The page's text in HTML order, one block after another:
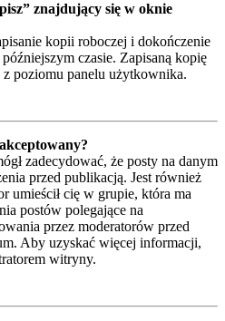
znajdujący się w oknie
kopii roboczej i dokończenie
czasie. Zapisaną kopię
poziomu panelu użytkownika.
zadecydować, że posty na danym
przed publikacją. Jest również
umieścił cię w grupie, która ma
postów polegające na
przez moderatorów przed
Aby uzyskać więcej informacji,
witryny.